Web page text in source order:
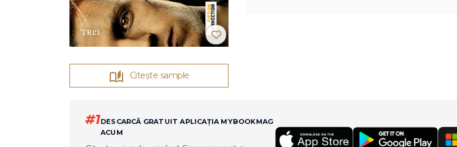
Citește sample
#1DESCARCĂ GRATUIT APLICAȚIA MYBOOKMAG
ACUM